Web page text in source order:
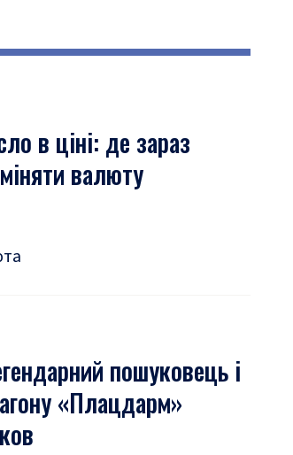
в ціні: де зараз
валюту
пошуковець і
«Плацдарм»